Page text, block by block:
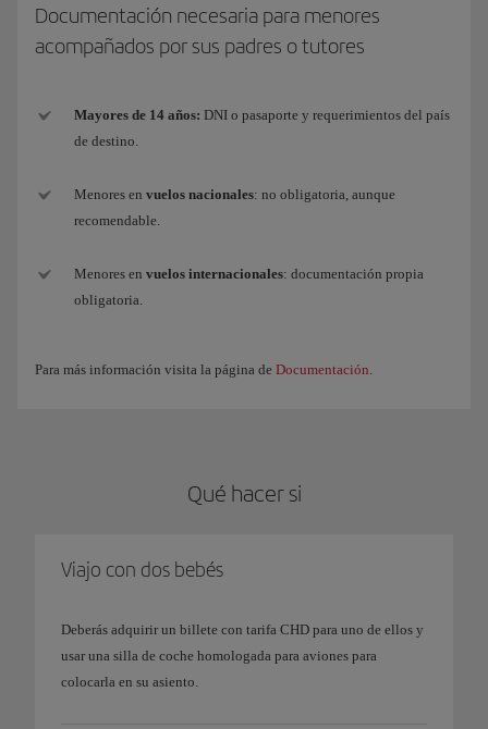
Documentación necesaria para menores
acompañados por sus padres o tutores
Mayores de 14 años: DNI o pasaporte y requerimientos del país
de destino.
Menores en vuelos nacionales: no obligatoria, aunque
recomendable.
Menores en vuelos internacionales: documentación propia
obligatoria.
Para más información visita la página de Documentación.
Qué hacer si
Viajo con dos bebés
Deberás adquirir un billete con tarifa CHD para uno de ellos y
usar una silla de coche homologada para aviones para
colocarla en su asiento.